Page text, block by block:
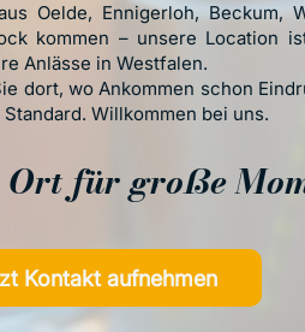
Oelde, Ennigerloh, Beckum,
kommen – unsere Location
Anlässe in Westfalen.
dort, wo Ankommen schon
Willkommen bei uns.
für große
Kontakt aufnehmen